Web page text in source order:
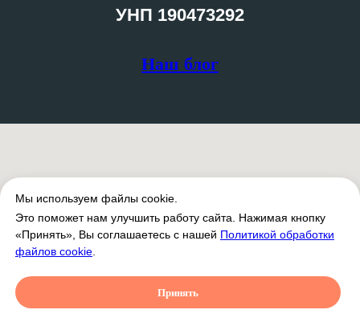
УНП 190473292
Наш блог
Мы используем файлы cookie.
Это поможет нам улучшить работу сайта. Нажимая кнопку
«Принять», Вы соглашаетесь с нашей Политикой обработки
файлов cookie.
Принять